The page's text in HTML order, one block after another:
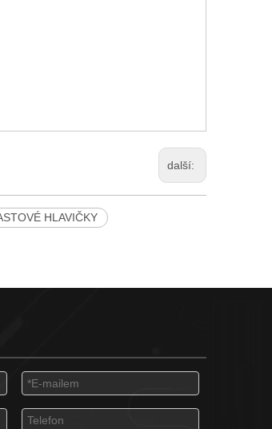
další:
HLAVIČKY